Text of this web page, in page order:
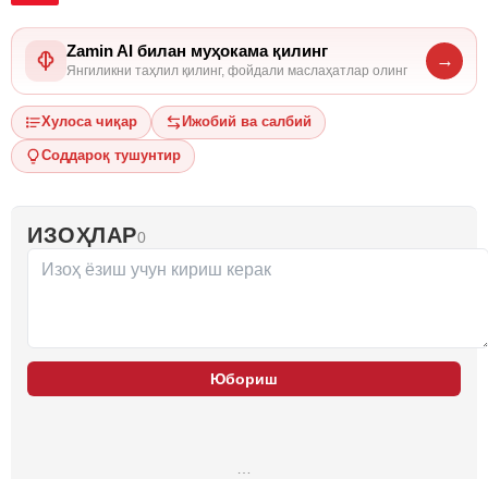
Zamin AI билан муҳокама қилинг
Янгиликни таҳлил қилинг, фойдали маслаҳатлар олинг
→
Хулоса чиқар Ижобий ва салбий
Соддароқ тушунтир
ИЗОҲЛАР0
Юбориш